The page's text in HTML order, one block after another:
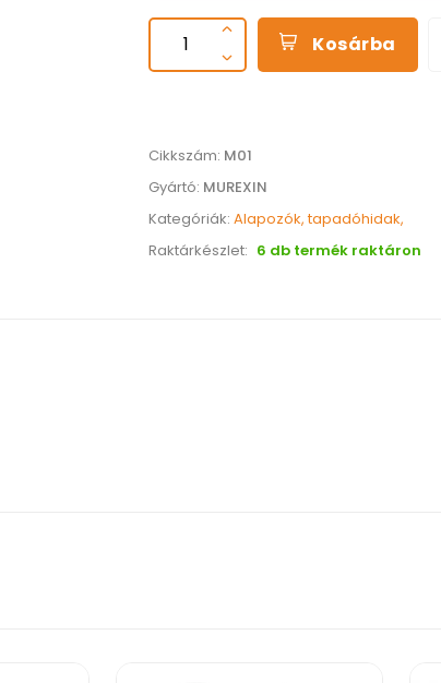
Kosárba
Cikkszám: M01
Gyártó: MUREXIN
Kategóriák:Alapozók, tapadóhidak,
Raktárkészlet: 6 db termék raktáron